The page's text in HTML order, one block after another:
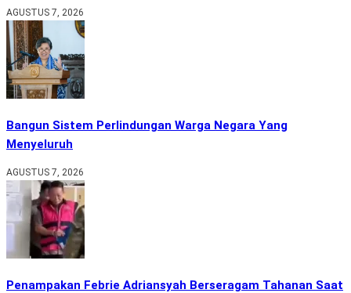
AGUSTUS 7, 2026
Bangun Sistem Perlindungan Warga Negara Yang
Menyeluruh
AGUSTUS 7, 2026
Penampakan Febrie Adriansyah Berseragam Tahanan Saat